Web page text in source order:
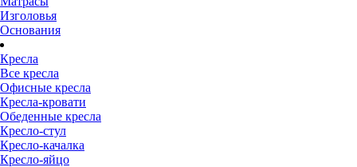
Изголовья
Основания
Кресла
Все кресла
Офисные кресла
Кресла-кровати
Обеденные кресла
Кресло-стул
Кресло-качалка
Кресло-яйцо